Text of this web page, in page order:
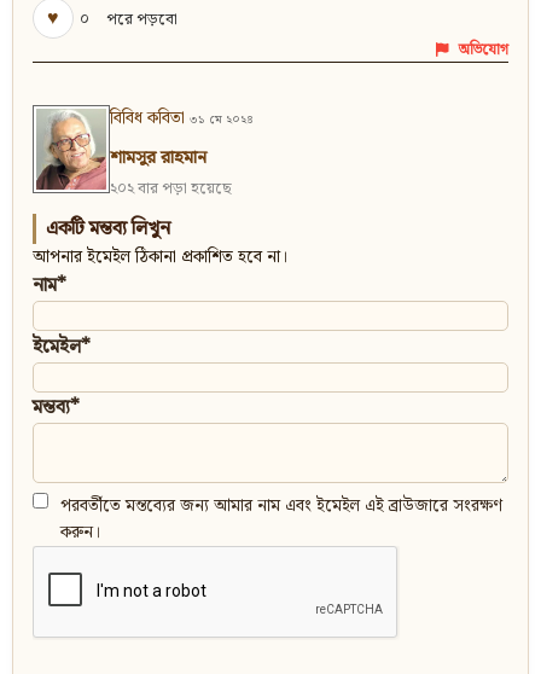
♥
০ পরে পড়বো
অভিযোগ
বিবিধ কবিতা ৩১ মে ২০২৪
শামসুর রাহমান
২০২ বার পড়া হয়েছে
একটি মন্তব্য লিখুন
আপনার ইমেইল ঠিকানা প্রকাশিত হবে না।
নাম*
ইমেইল*
মন্তব্য*
পরবর্তীতে মন্তব্যের জন্য আমার নাম এবং ইমেইল এই ব্রাউজারে সংরক্ষণ
করুন।